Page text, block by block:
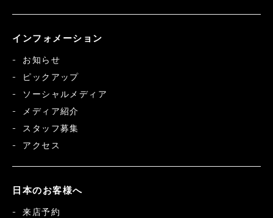
インフォメーション
お知らせ
ピックアップ
ソーシャルメディア
メディア紹介
スタッフ募集
アクセス
日本のお客様へ
来店予約